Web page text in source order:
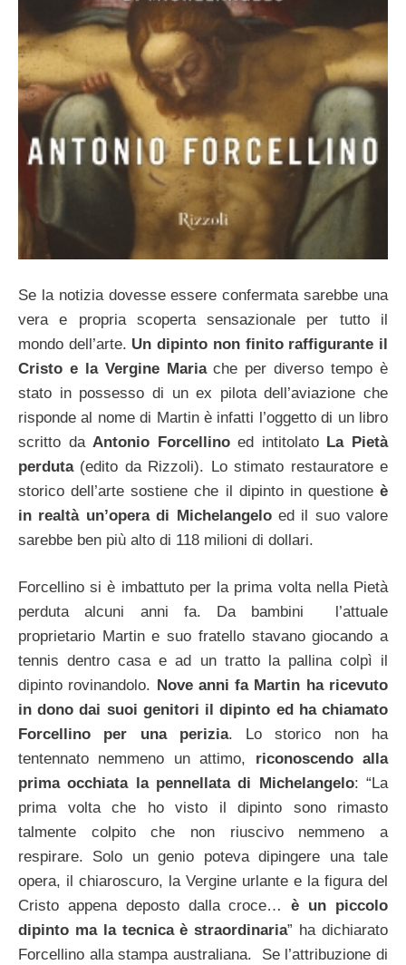
Se la notizia dovesse essere confermata sarebbe una
vera e propria scoperta sensazionale per tutto il
mondo dell’arte. Un dipinto non finito raffigurante il
Cristo e la Vergine Mariache per diverso tempo è
stato in possesso di un ex pilota dell’aviazione che
risponde al nome di Martin è infatti l’oggetto di un libro
scritto da Antonio Forcellinoed intitolato La Pietà
perduta(edito da Rizzoli). Lo stimato restauratore e
storico dell’arte sostiene che il dipinto in questione è
in realtà un’opera di Michelangelo ed il suo valore
sarebbe ben più alto di 118 milioni di dollari.
Forcellino si è imbattuto per la prima volta nella Pietà
perduta alcuni anni fa. Da bambini l’attuale
proprietario Martin e suo fratello stavano giocando a
tennis dentro casa e ad un tratto la pallina colpì il
dipinto rovinandolo. Nove anni fa Martin ha ricevuto
in dono dai suoi genitori il dipinto ed ha chiamato
Forcellino per una perizia.
Lo storico non ha
tentennato nemmeno un attimo, riconoscendo alla
prima occhiata la pennellata di Michelangelo: “La
prima volta che ho visto il dipinto sono rimasto
talmente colpito che non riuscivo nemmeno a
respirare. Solo un genio poteva dipingere una tale
opera, il chiaroscuro, la Vergine urlante e la figura del
Cristo appena deposto dalla croce…è un piccolo
dipinto ma la tecnica è straordinaria” ha dichiarato
Forcellino alla stampa australiana. Se l’attribuzione di